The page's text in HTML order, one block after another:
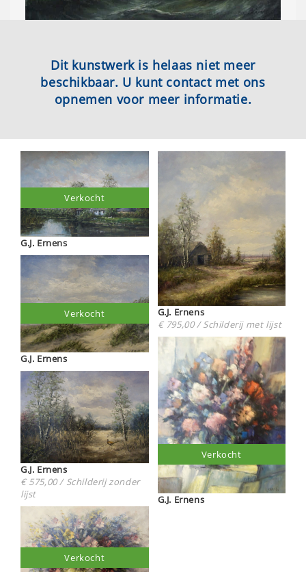
Dit kunstwerk is helaas niet meer
beschikbaar. U kunt contact met ons
opnemen voor meer informatie.
G.J. Ernens
Verkocht
G.J. Ernens
Verkocht
G.J. Ernens
€ 575,00 / Schilderij zonder
lijst
Verkocht
G.J. Ernens
€ 795,00 / Schilderij met lijst
G.J. Ernens
Verkocht